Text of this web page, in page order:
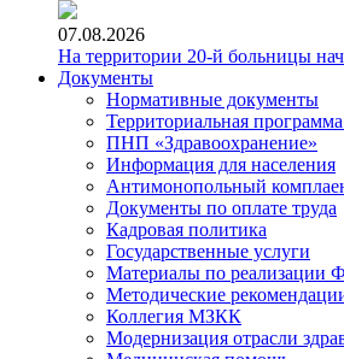
07.08.2026
На территории 20-й больницы
Документы
Нормативные документы
Территориальная
ПНП «Здравоохранение»
Информация для населения
Антимонопольный
Документы по оплате труда
Кадровая политика
Государственные услуги
Материалы по реализации
Методические
Коллегия МЗКК
Модернизация отрасли